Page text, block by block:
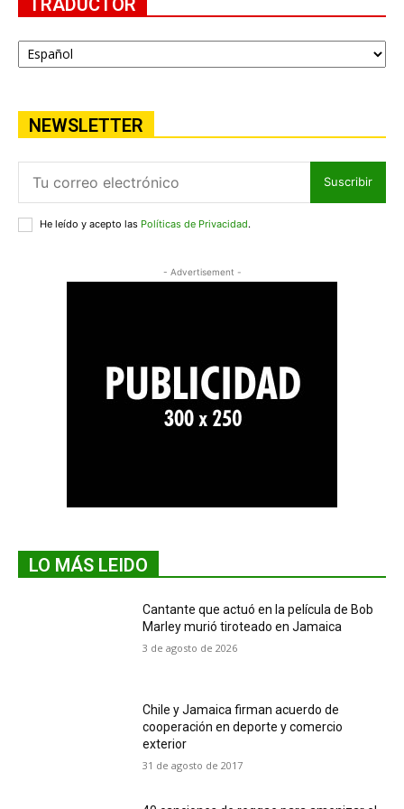
NEWSLETTER
Suscribir
He leído y acepto las Políticas de Privacidad.
- Advertisement -
LO MÁS LEIDO
Cantante que actuó en la película de Bob
Marley murió tiroteado en Jamaica
3 de agosto de 2026
Chile y Jamaica firman acuerdo de
cooperación en deporte y comercio
exterior
31 de agosto de 2017